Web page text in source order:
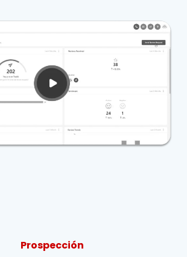
Prospección